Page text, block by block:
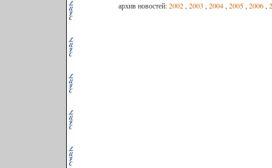
архив новостей:2002 , 2003 , 2004 , 2005 , 2006 ,